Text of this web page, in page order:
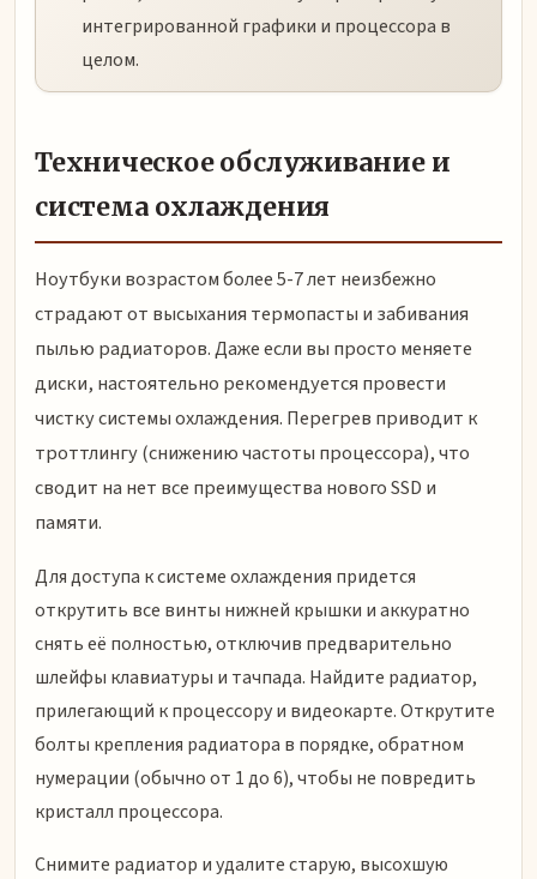
интегрированной графики и процессора в
целом.
Техническое обслуживание и
система охлаждения
Ноутбуки возрастом более 5-7 лет неизбежно
страдают от высыхания термопасты и забивания
пылью радиаторов. Даже если вы просто меняете
диски, настоятельно рекомендуется провести
чистку системы охлаждения. Перегрев приводит к
троттлингу (снижению частоты процессора), что
сводит на нет все преимущества нового SSD и
памяти.
Для доступа к системе охлаждения придется
открутить все винты нижней крышки и аккуратно
снять её полностью, отключив предварительно
шлейфы клавиатуры и тачпада. Найдите радиатор,
прилегающий к процессору и видеокарте. Открутите
болты крепления радиатора в порядке, обратном
нумерации (обычно от 1 до 6), чтобы не повредить
кристалл процессора.
Снимите радиатор и удалите старую, высохшую